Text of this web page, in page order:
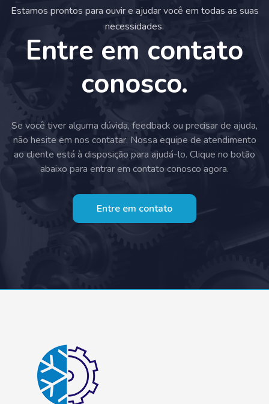
Estamos prontos para ouvir e ajudar você em todas as suas
necessidades.
Entre em contato
conosco.
Se você tiver alguma dúvida, feedback ou precisar de ajuda,
não hesite em nos contatar. Nossa equipe de atendimento
ao cliente está à disposição para ajudá-lo. Clique no botão
abaixo para entrar em contato conosco agora.
Entre em contato